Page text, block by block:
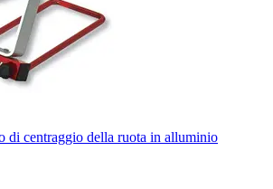
di centraggio della ruota in alluminio